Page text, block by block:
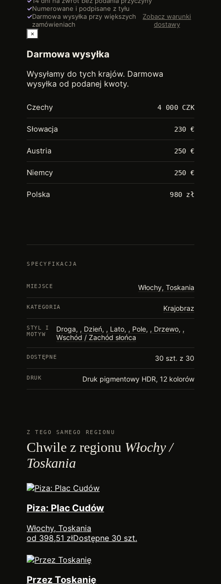
✓Numerowane i podpisane z tyłu
✓Darmowa wysyłka przy większych
zamówieniach
Zobacz warunki
dostawy
×
Darmowa wysyłka
Wysyłamy do tych krajów. Darmowa
wysyłka od podanej kwoty.
Czechy 4 000 CZK
Słowacja 230 €
Austria 250 €
Niemcy 250 €
Polska 980 zł
SPECYFIKACJA
MIEJSCE Włochy, Toskania
KATEGORIA Krajobraz
STYL I
MOTYW
Droga, Dzień, Lato, Pole, Drzewo,
Wschód / Zachód słońca
DOSTĘPNE 30 szt. z 30
DRUK Druk pigmentowy HDR, 12 kolorów
Z TEGO SAMEGO REGIONU
Chwile z regionu Włochy /
Toskania
Piza: Plac Cudów
Włochy, Toskania
od 398,51 złDostępne 30 szt.
Przez Toskanię